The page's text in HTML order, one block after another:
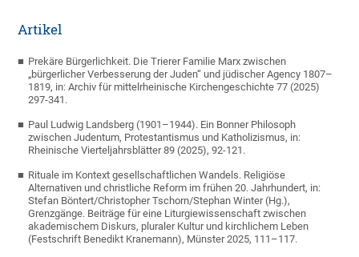
Artikel
Prekäre Bürgerlichkeit. Die Trierer Familie Marx zwischen
„bürgerlicher Verbesserung der Juden“ und jüdischer Agency 1807–
1819, in: Archiv für mittelrheinische Kirchengeschichte 77 (2025)
297-341.
Paul Ludwig Landsberg (1901–1944). Ein Bonner Philosoph
zwischen Judentum, Protestantismus und Katholizismus, in:
Rheinische Vierteljahrsblätter 89 (2025), 92-121.
Rituale im Kontext gesellschaftlichen Wandels. Religiöse
Alternativen und christliche Reform im frühen 20. Jahrhundert, in:
Stefan Böntert/Christopher Tschorn/Stephan Winter (Hg.),
Grenzgänge. Beiträge für eine Liturgiewissenschaft zwischen
akademischem Diskurs, pluraler Kultur und kirchlichem Leben
(Festschrift Benedikt Kranemann), Münster 2025, 111–117.